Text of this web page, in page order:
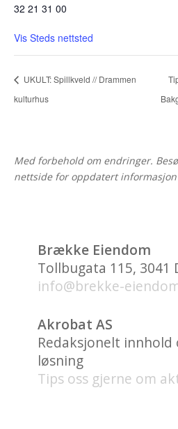
32 21 31 00
Vis Steds nettsted
UKULT: Spillkveld // Drammen
kulturhus
Med forbehold om endringer.
nettside for oppdatert
Brække Eiendom
Tollbugata 115, 3041
info@brekke-
Akrobat AS
Redaksjonelt innhold
løsning
Tips oss gjerne om